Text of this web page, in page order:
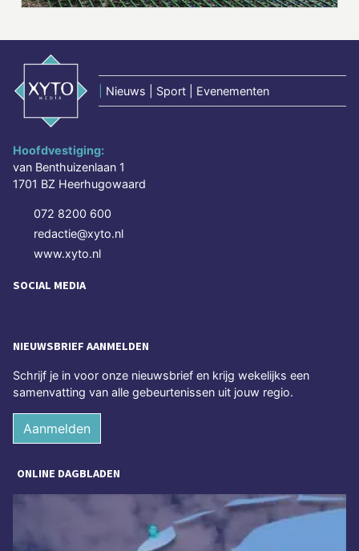
Nieuws | Sport | Evenementen
Hoofdvestiging:
van Benthuizenlaan 1
1701 BZ Heerhugowaard
072 8200 600
redactie@xyto.nl
www.xyto.nl
SOCIAL MEDIA
NIEUWSBRIEF AANMELDEN
Schrijf je in voor onze nieuwsbrief en krijg wekelijks een
samenvatting van alle gebeurtenissen uit jouw regio.
Aanmelden
ONLINE DAGBLADEN